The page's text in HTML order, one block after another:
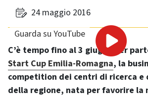
24 maggio 2016
Guarda su YouTube
C’è tempo fino al 3 giugno per
Start Cup Emilia-Romagna, la
competition dei centri di ricerca e
della regione, nata per favorire la